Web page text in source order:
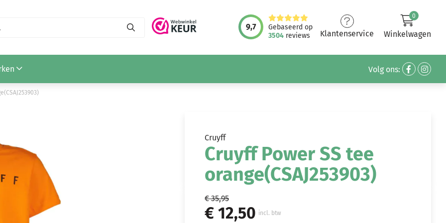
9,7
Gebaseerd op
3504 reviews Klantenservice
0
Winkelwagen
Volg ons:
Cruyff
Cruyff Power SS tee
orange(CSAJ253903)
€ 35,95
€ 12,50 incl. btw